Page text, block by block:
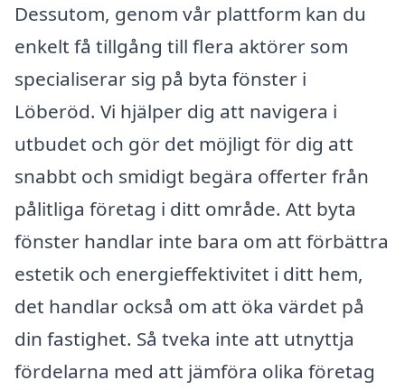
Dessutom, genom vår plattform kan du
enkelt få tillgång till flera aktörer som
specialiserar sig på byta fönster i
Löberöd. Vi hjälper dig att navigera i
utbudet och gör det möjligt för dig att
snabbt och smidigt begära offerter från
pålitliga företag i ditt område. Att byta
fönster handlar inte bara om att förbättra
estetik och energieffektivitet i ditt hem,
det handlar också om att öka värdet på
din fastighet. Så tveka inte att utnyttja
fördelarna med att jämföra olika företag